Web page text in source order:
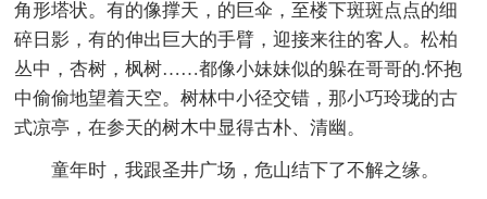
角形塔状。有的像撑天，的巨伞，至楼下斑斑点点的细
碎日影，有的伸出巨大的手臂，迎接来往的客人。松柏
丛中，杏树，枫树……都像小妹妹似的躲在哥哥的.怀抱
中偷偷地望着天空。树林中小径交错，那小巧玲珑的古
式凉亭，在参天的树木中显得古朴、清幽。
童年时，我跟圣井广场，危山结下了不解之缘。